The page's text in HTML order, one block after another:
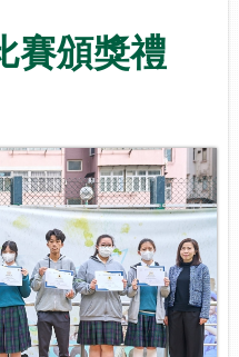
賽頒獎禮